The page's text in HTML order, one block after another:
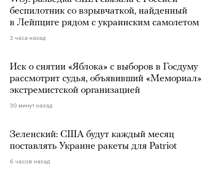
беспилотник со взрывчаткой, найденный
в Лейпциге рядом с украинским самолетом
3 часа назад
Иск о снятии «Яблока» с выборов в Госдуму
рассмотрит судья, объявивший «Мемориал»
экстремистской организацией
30 минут назад
Зеленский: США будут каждый месяц
поставлять Украине ракеты для Patriot
6 часов назад